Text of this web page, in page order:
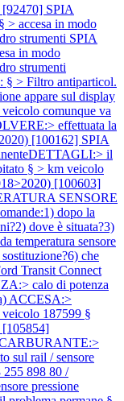
[92470] SPIA
accesa in modo
strumenti SPIA
in modo
strumenti
> Filtro antiparticol.
appare sul display
comunque va
effettuata la
[100162] SPIA
il
§ > km veicolo
[100603]
SENSORE
dopo la
dove è situata?3)
temperatura sensore
che
Transit Connect
calo di potenza
ACCESA:>
187599 §
[105854]
sul rail / sensore
255 898 80 /
pressione